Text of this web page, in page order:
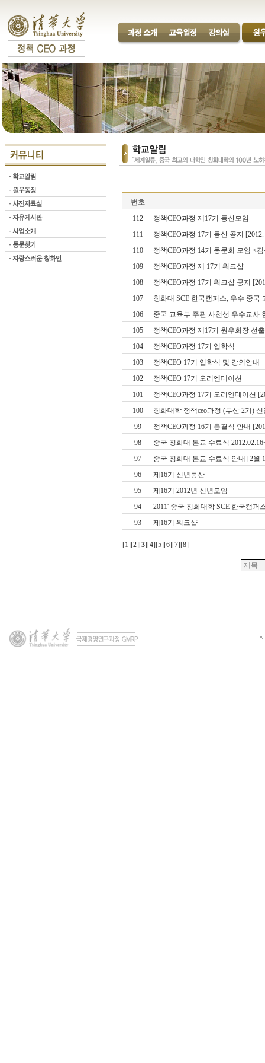
번호
112
정책CEO과정 제17기 등산모임
111
정책CEO과정 17기 등산 공지
110
정책CEO과정 14기 동문회 모임 <
109
정책CEO과정 제 17기 워크샵
108
정책CEO과정 17기 워크샵 공지
107
칭화대 SCE 한국캠퍼스, 우수 중국
106
중국 교육부 주관 사천성 우수교사
105
정책CEO과정 제17기 원우회장 선
104
정책CEO과정 17기 입학식
103
정책CEO 17기 입학식 및 강의안내
102
정책CEO 17기 오리엔테이션
101
정책CEO과정 17기 오리엔테이션
100
칭화대학 정책ceo과정 (부산 2기)
99
정책CEO과정 16기 총결식 안내
98
중국 칭화대 본교 수료식
97
중국 칭화대 본교 수료식 안내 [2월
96
제16기 신년등산
95
제16기 2012년 신년모임
94
2011' 중국 칭화대학 SCE 한국캠퍼
93
제16기 워크샵
[1][2][3][4][5][6][7][8]